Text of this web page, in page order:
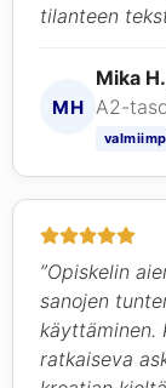
tilanteen
MH
Mika
A2-
”Opiskelin
sanojen
käyttäminen.
ratkaiseva